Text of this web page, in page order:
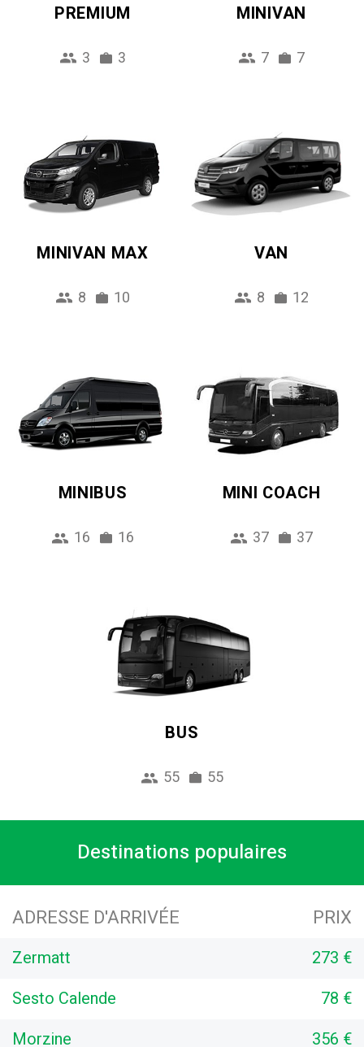
PREMIUM
3 3
MINIVAN
7 7
MINIVAN MAX
8 10
VAN
8 12
MINIBUS
16 16
MINI COACH
37 37
BUS
55 55
Destinations populaires
ADRESSE D'ARRIVÉE PRIX
Zermatt
273 €
Sesto Calende
78 €
Morzine
356 €